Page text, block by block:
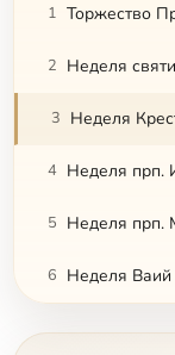
1 Торжество
2 Неделя
3 Неделя
4 Неделя прп.
5 Неделя прп.
6 Неделя Ваий